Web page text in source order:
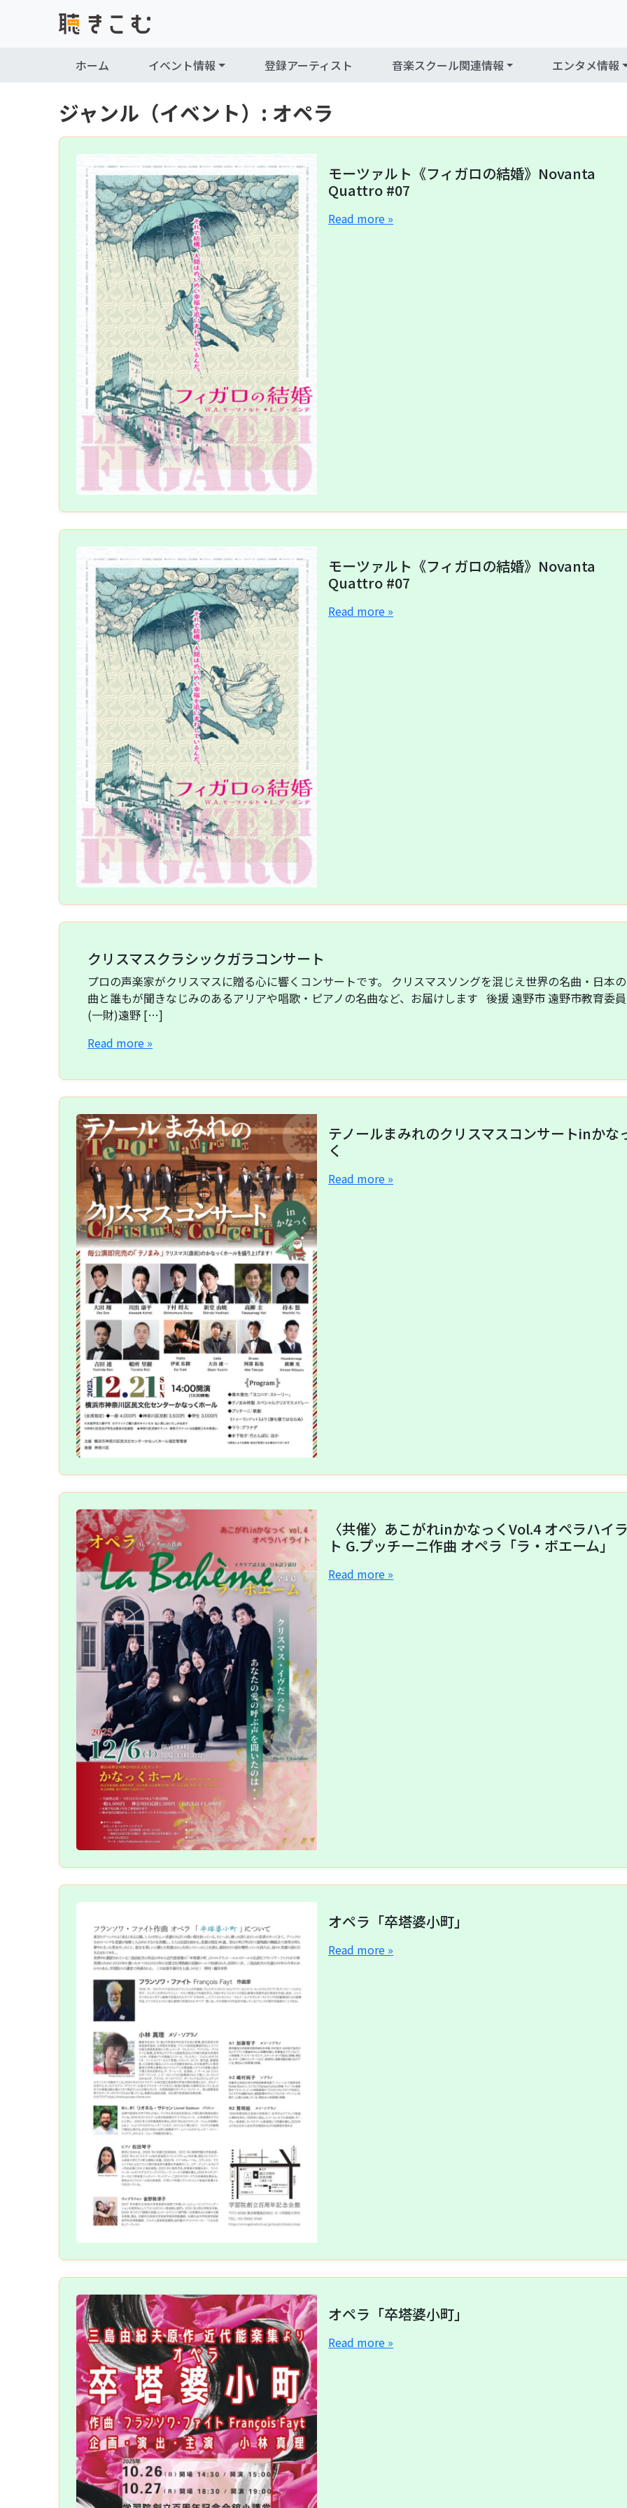
ホーム イベント情報 登録アーティスト 音楽スクール関連情報 エンタメ情報
ジャンル（イベント）: オペラ
モーツァルト《フィガロの結婚》Novanta
Quattro #07
Read more »
モーツァルト《フィガロの結婚》Novanta
Quattro #07
Read more »
クリスマスクラシックガラコンサート
プロの声楽家がクリスマスに贈る心に響くコンサートです。 クリスマスソングを混じえ世界の名曲・日本
曲と誰もが聞きなじみのあるアリアや唱歌・ピアノの名曲など、お届けします 後援 遠野市 遠野市教育委
(一財)遠野 […]
Read more »
テノールまみれのクリスマスコンサートinかな
く
Read more »
〈共催〉あこがれinかなっくVol.4 オペラハイ
ト G.プッチーニ作曲 オペラ「ラ・ボエーム」
Read more »
オペラ「卒塔婆小町」
Read more »
オペラ「卒塔婆小町」
Read more »